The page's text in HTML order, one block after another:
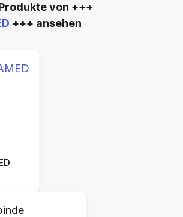
überspringen
von +++
+++ ansehen